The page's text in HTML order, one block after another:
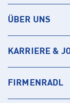
ÜBER UNS
KARRIERE &
FIRMENRADL